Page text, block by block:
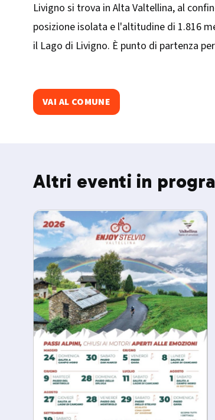
Livigno si trova in Alta Valtellina, al
posizione isolata e l'altitudine di 1.816
il Lago di Livigno. È punto di partenza
VAI AL COMUNE
Altri eventi in